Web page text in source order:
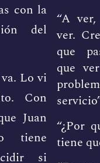
con la
del
Lo vi
Con
Juan
tiene
si
“A
ver.
que
que
“¿Por
tiene